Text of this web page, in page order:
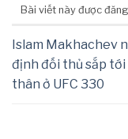
Bài viết này được
Islam Makhachev
định đối thủ sắp tới
thân ở UFC 330